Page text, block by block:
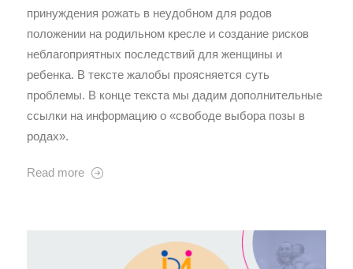
принуждения рожать в неудобном для родов
положении на родильном кресле и создание рисков
неблагоприятных последствий для женщины и
ребенка. В тексте жалобы проясняется суть
проблемы. В конце текста мы дадим дополнительные
ссылки на информацию о «свободе выбора позы в
родах».
Read more